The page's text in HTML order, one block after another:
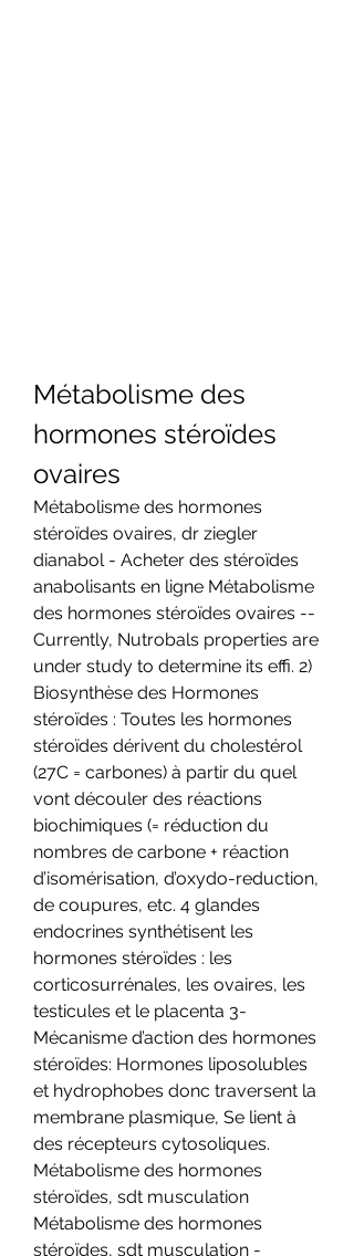
Métabolisme des
hormones stéroïdes
ovaires
Métabolisme des hormones
stéroïdes ovaires, dr ziegler
dianabol - Acheter des stéroïdes
anabolisants en ligne Métabolisme
des hormones stéroïdes ovaires --
Currently, Nutrobals properties are
under study to determine its effi. 2)
Biosynthèse des Hormones
stéroïdes : Toutes les hormones
stéroïdes dérivent du cholestérol
(27C = carbones) à partir du quel
vont découler des réactions
biochimiques (= réduction du
nombres de carbone + réaction
d’isomérisation, d’oxydo-reduction,
de coupures, etc. 4 glandes
endocrines synthétisent les
hormones stéroïdes : les
corticosurrénales, les ovaires, les
testicules et le placenta 3-
Mécanisme d’action des hormones
stéroïdes: Hormones liposolubles
et hydrophobes donc traversent la
membrane plasmique, Se lient à
des récepteurs cytosoliques.
Métabolisme des hormones
stéroïdes, sdt musculation
Métabolisme des hormones
stéroïdes, sdt musculation -